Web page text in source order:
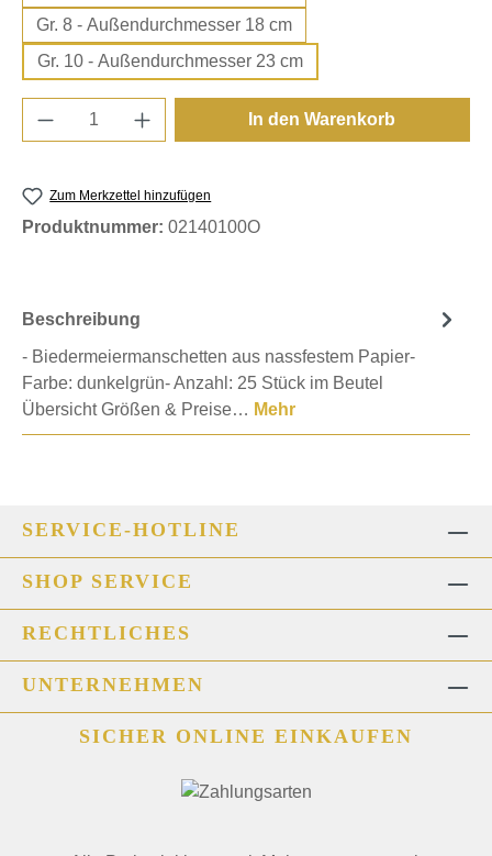
Gr. 8 - Außendurchmesser 18 cm
Gr. 10 - Außendurchmesser 23 cm
Produkt Anzahl: Gib den gewünschten
In den Warenkorb
Zum Merkzettel hinzufügen
Produktnummer: 02140100O
Beschreibung
- Biedermeiermanschetten aus nassfestem Papier-
Farbe: dunkelgrün- Anzahl: 25 Stück im Beutel
Übersicht Größen & Preise… Mehr
SERVICE-HOTLINE
SHOP SERVICE
RECHTLICHES
UNTERNEHMEN
SICHER ONLINE EINKAUFEN